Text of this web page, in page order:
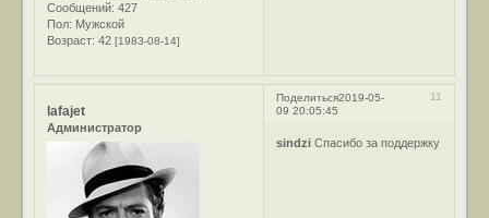
Сообщений: 427
Пол: Мужской
Возраст: 42[1983-08-14]
Поделиться 11
2019-05-
09 20:05:45
lafajet
Администратор
sindzi Спасибо за поддержку